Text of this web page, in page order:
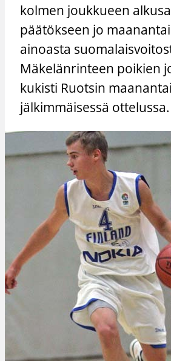
kolmen joukkueen
päätökseen jo
ainoasta
Mäkelänrinteen poikien
kukisti Ruotsin
jälkimmäisessä ottelussa.